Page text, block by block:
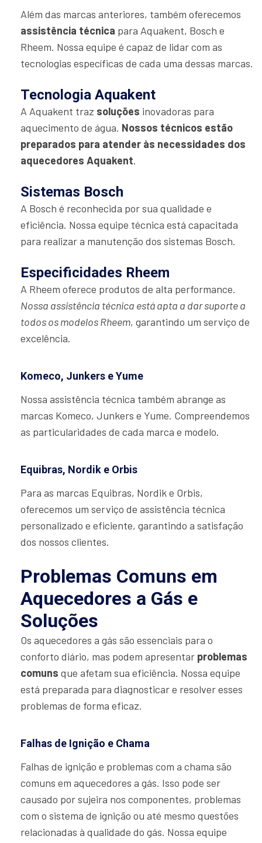
Além das marcas anteriores, também oferecemos
assistência técnica para Aquakent, Bosch e
Rheem. Nossa equipe é capaz de lidar com as
tecnologias específicas de cada uma dessas marcas.
Tecnologia Aquakent
A Aquakent traz soluções inovadoras para
aquecimento de água. Nossos técnicos estão
preparados para atender às necessidades dos
aquecedores Aquakent.
Sistemas Bosch
A Bosch é reconhecida por sua qualidade e
eficiência. Nossa equipe técnica está capacitada
para realizar a manutenção dos sistemas Bosch.
Especificidades Rheem
A Rheem oferece produtos de alta performance.
Nossa assistência técnica está apta a dar suporte a
todos os modelos Rheem, garantindo um serviço de
excelência.
Komeco, Junkers e Yume
Nossa assistência técnica também abrange as
marcas Komeco, Junkers e Yume. Compreendemos
as particularidades de cada marca e modelo.
Equibras, Nordik e Orbis
Para as marcas Equibras, Nordik e Orbis,
oferecemos um serviço de assistência técnica
personalizado e eficiente, garantindo a satisfação
dos nossos clientes.
Problemas Comuns em
Aquecedores a Gás e
Soluções
Os aquecedores a gás são essenciais para o
conforto diário, mas podem apresentar problemas
comuns que afetam sua eficiência. Nossa equipe
está preparada para diagnosticar e resolver esses
problemas de forma eficaz.
Falhas de Ignição e Chama
Falhas de ignição e problemas com a chama são
comuns em aquecedores a gás. Isso pode ser
causado por sujeira nos componentes, problemas
com o sistema de ignição ou até mesmo questões
relacionadas à qualidade do gás. Nossa equipe